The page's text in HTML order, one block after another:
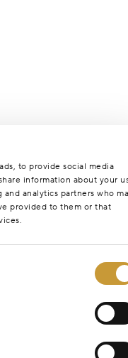
to provide social media
information about your
analytics partners who
provided to them or that